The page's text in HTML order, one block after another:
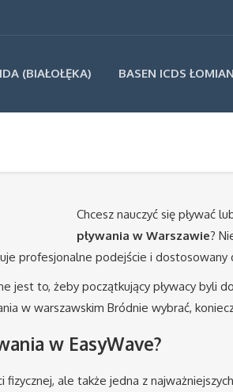
(BIAŁOŁĘKA) BASEN ICDS
Chcesz nauczyć się pływać
pływania w Warszawie?
profesjonalne podejście i dostosowany
jest to, żeby początkujący pływacy byli
w warszawskim Bródnie wybrać,
w EasyWave?
ale także jedna z